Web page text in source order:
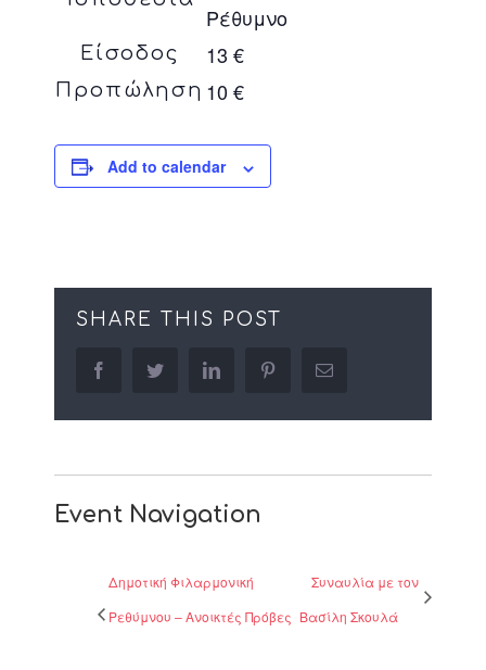
Ρέθυμνο
Είσοδος 13 €
Προπώληση 10 €
Add to calendar
SHARE THIS POST
facebooktwitter linkedin pinterestEmail
Event Navigation
Δημοτική Φιλαρμονική
Ρεθύμνου – Ανοικτές Πρόβες
Συναυλία με τον
Βασίλη Σκουλά